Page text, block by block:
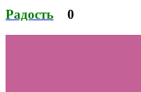
Радость 0